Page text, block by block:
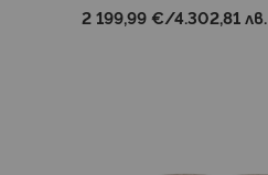
2 199,99 €/4.302,81 лв.